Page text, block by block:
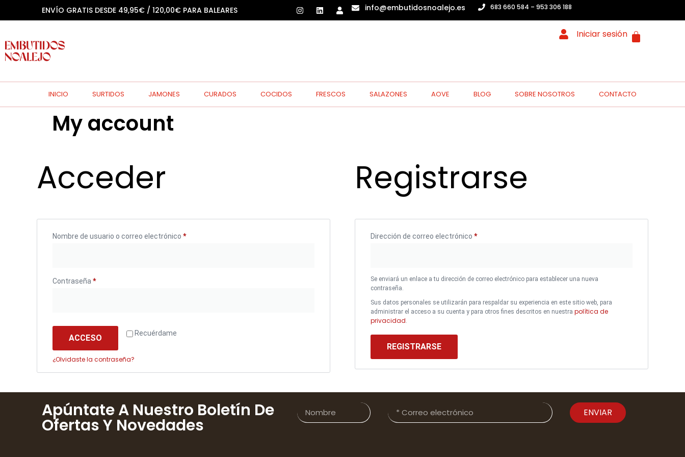
ENVÍO GRATIS DESDE 49,95€ / 120,00€ PARA BALEARES info@embutidosnoalejo.es 683 660 584 – 953 306 188
Iniciar sesión
INICIO SURTIDOS JAMONES CURADOS COCIDOS FRESCOS SALAZONES AOVE BLOG SOBRE NOSOTROS CONTACTO
My account
Acceder
Nombre de usuario o correo electrónico *
Contraseña *
Recuérdame
ACCESO
¿Olvidaste la contraseña?
Registrarse
Dirección de correo electrónico *
Se enviará un enlace a tu dirección de correo electrónico para establecer una nueva
contraseña.
Sus datos personales se utilizarán para respaldar su experiencia en este sitio web, para
administrar el acceso a su cuenta y para otros fines descritos en nuestra política de
privacidad.
REGISTRARSE
Apúntate A Nuestro Boletín De
Ofertas Y Novedades
ENVIAR